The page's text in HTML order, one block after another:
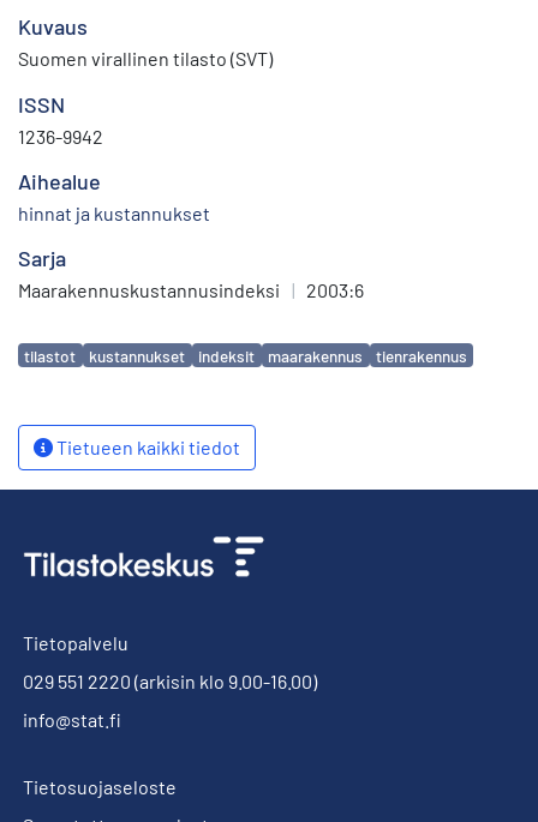
Kuvaus
Suomen virallinen tilasto (SVT)
ISSN
1236-9942
Aihealue
hinnat ja kustannukset
Sarja
Maarakennuskustannusindeksi | 2003:6
Avainsanat
tilastot kustannukset indeksit maarakennus tienrakennus
Tietueen kaikki tiedot
Tietopalvelu
029 551 2220 (arkisin klo 9.00-16.00)
info@stat.fi
Tietosuojaseloste